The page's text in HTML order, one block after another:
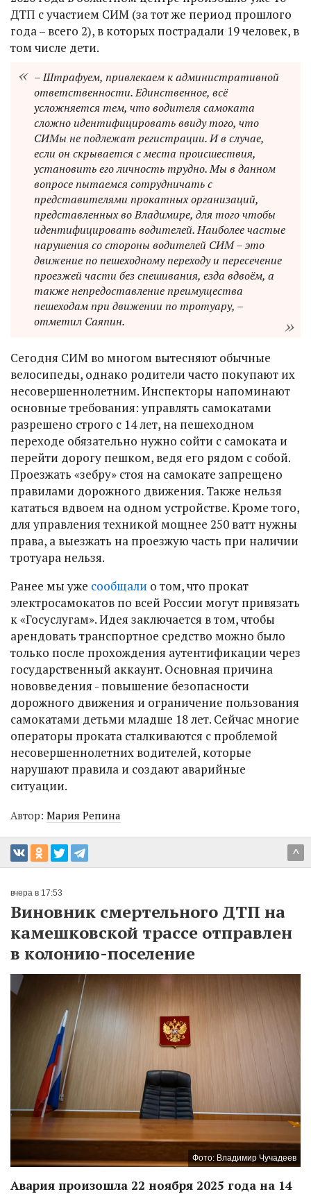
ДТП с участием СИМ (за тот же период прошлого
года – всего 2), в которых пострадали 19 человек, в
том числе дети.
– Штрафуем, привлекаем к административной
ответственности. Единственное, всё
усложняется тем, что водителя самоката
сложно идентифицировать ввиду того, что
СИМы не подлежат регистрации. И в случае,
если он скрывается с места происшествия,
установить его личность трудно. Мы в данном
вопросе пытаемся сотрудничать с
представителями прокатных организаций,
представленных во Владимире, для того чтобы
идентифицировать водителей. Наиболее частые
нарушения со стороны водителей СИМ – это
движение по пешеходному переходу и пересечение
проезжей части без спешивания, езда вдвоём, а
также непредоставление преимущества
пешеходам при движении по тротуару, –
отметил Саяпин.
Сегодня СИМ во многом вытесняют обычные
велосипеды, однако родители часто покупают их
несовершеннолетним. Инспекторы напоминают
основные требования: управлять самокатами
разрешено строго с 14 лет, на пешеходном
переходе обязательно нужно сойти с самоката и
перейти дорогу пешком, ведя его рядом с собой.
Проезжать «зебру» стоя на самокате запрещено
правилами дорожного движения. Также нельзя
кататься вдвоем на одном устройстве. Кроме того,
для управления техникой мощнее 250 ватт нужны
права, а выезжать на проезжую часть при наличии
тротуара нельзя.
Ранее мы уже сообщали о том, что прокат
электросамокатов по всей России могут привязать
к «Госуслугам». Идея заключается в том, чтобы
арендовать транспортное средство можно было
только после прохождения аутентификации через
государственный аккаунт. Основная причина
нововведения - повышение безопасности
дорожного движения и ограничение пользования
самокатами детьми младше 18 лет. Сейчас многие
операторы проката сталкиваются с проблемой
несовершеннолетних водителей, которые
нарушают правила и создают аварийные
ситуации.
Автор: Мария Репина
^
вчера в 17:53
Виновник смертельного ДТП на
камешковской трассе отправлен
в колонию-поселение
Фото: Владимир Чучадеев
Авария произошла 22 ноября 2025 года на 14